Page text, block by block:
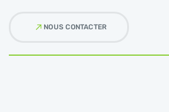
NOUS CONTACTER